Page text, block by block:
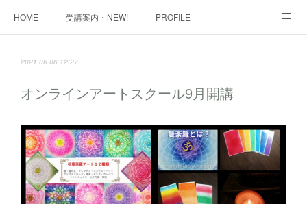
HOME 受講案内・NEW! PROFILE
2021.06.06 12:27
オンラインアートスクール9月開講